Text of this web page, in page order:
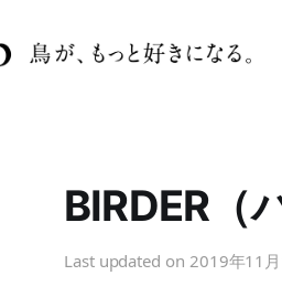
BIRDER（
Last updated on 2019年11